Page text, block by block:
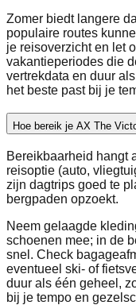
Zomer biedt langere
populaire routes
je reisoverzicht en let
vakantieperiodes die
vertrekdata en duur
het beste past bij je
Hoe bereik je AX The
Bereikbaarheid hangt
reisoptie (auto,
zijn dagtrips goed te
bergpaden opzoekt.
Neem gelaagde
schoenen mee; in de
snel. Check
eventueel ski- of
duur als één geheel,
bij je tempo en